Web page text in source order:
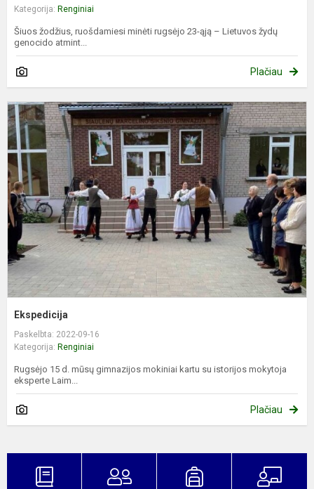
Kategorija: Renginiai
Šiuos žodžius, ruošdamiesi minėti rugsėjo 23-ąją – Lietuvos žydų
genocido atmint...
Plačiau
Ekspedicija
Paskelbta: 2022-09-16
Kategorija: Renginiai
Rugsėjo 15 d. mūsų gimnazijos mokiniai kartu su istorijos mokytoja
eksperte Laim...
Plačiau